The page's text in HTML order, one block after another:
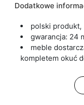
Dodatkowe
polski produkt,
gwarancja: 24
meble
kompletem okuć